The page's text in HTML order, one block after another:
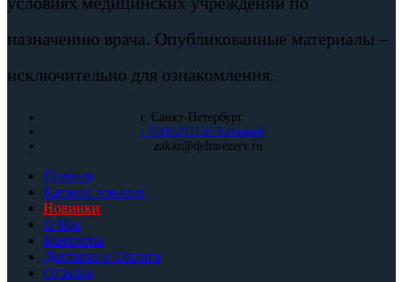
назначению врача. Опубликованные материалы –
исключительно для ознакомления.
г. Санкт-Петербург
+79110211133 Евгений
zakaz@deltarezerv.ru
Главная
Каталог товаров
Новинки
О Нас
Контакты
Доставка и Оплата
Отзывы